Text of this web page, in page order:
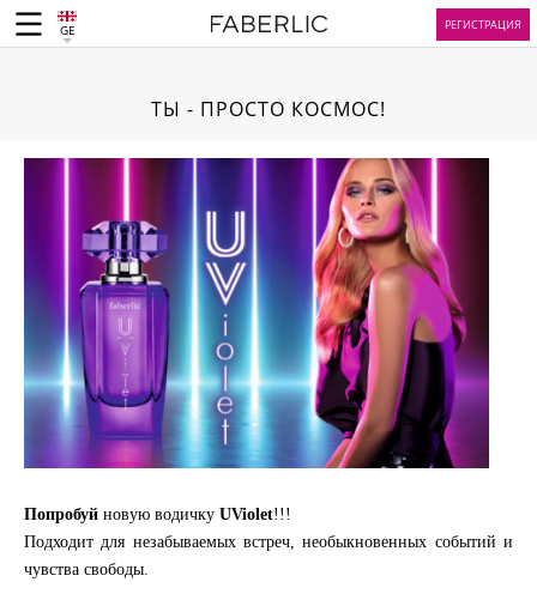
GE РЕГИСТРАЦИЯ
ТЫ - ПРОСТО КОСМОС!
Попробуй новую водичку UViolet!!!
Подходит для незабываемых встреч, необыкновенных событий и
чувства свободы.